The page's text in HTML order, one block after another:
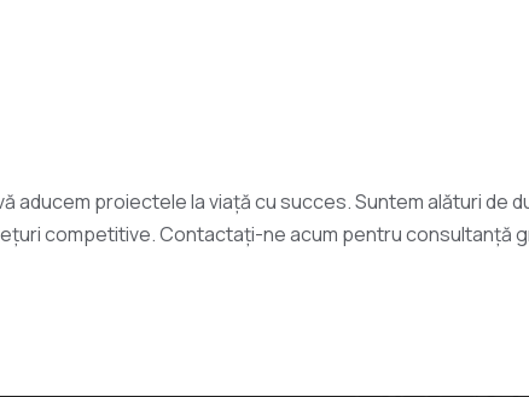
aducem proiectele la viață cu succes. Suntem alături de
competitive. Contactați-ne acum pentru consultanță